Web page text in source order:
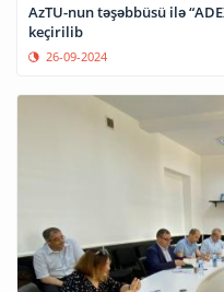
AzTU-nun təşəbbüsü ilə
keçirilib
26-09-2024